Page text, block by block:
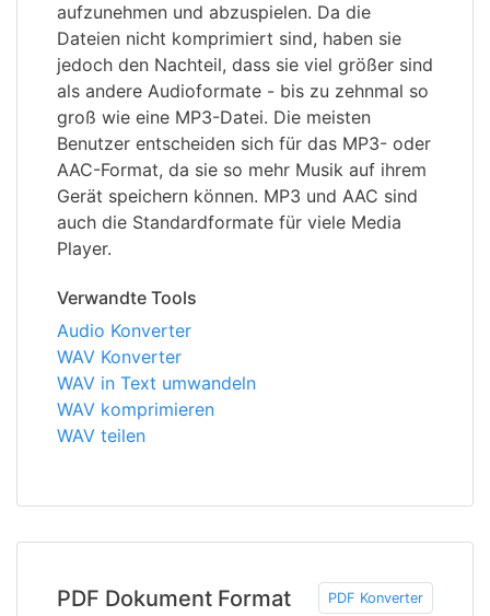
aufzunehmen und abzuspielen. Da die
Dateien nicht komprimiert sind, haben sie
jedoch den Nachteil, dass sie viel größer sind
als andere Audioformate - bis zu zehnmal so
groß wie eine MP3-Datei. Die meisten
Benutzer entscheiden sich für das MP3- oder
AAC-Format, da sie so mehr Musik auf ihrem
Gerät speichern können. MP3 und AAC sind
auch die Standardformate für viele Media
Player.
Verwandte Tools
Audio Konverter
WAV Konverter
WAV in Text umwandeln
WAV komprimieren
WAV teilen
PDF Dokument Format PDF Konverter